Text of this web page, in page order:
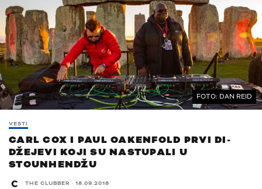
FOTO: DAN REID
VESTI
CARL COX I PAUL OAKENFOLD PRVI DI-
DŽEJEVI KOJI SU NASTUPALI U
STOUNHENDŽU
THE CLUBBER · 18.09.2018